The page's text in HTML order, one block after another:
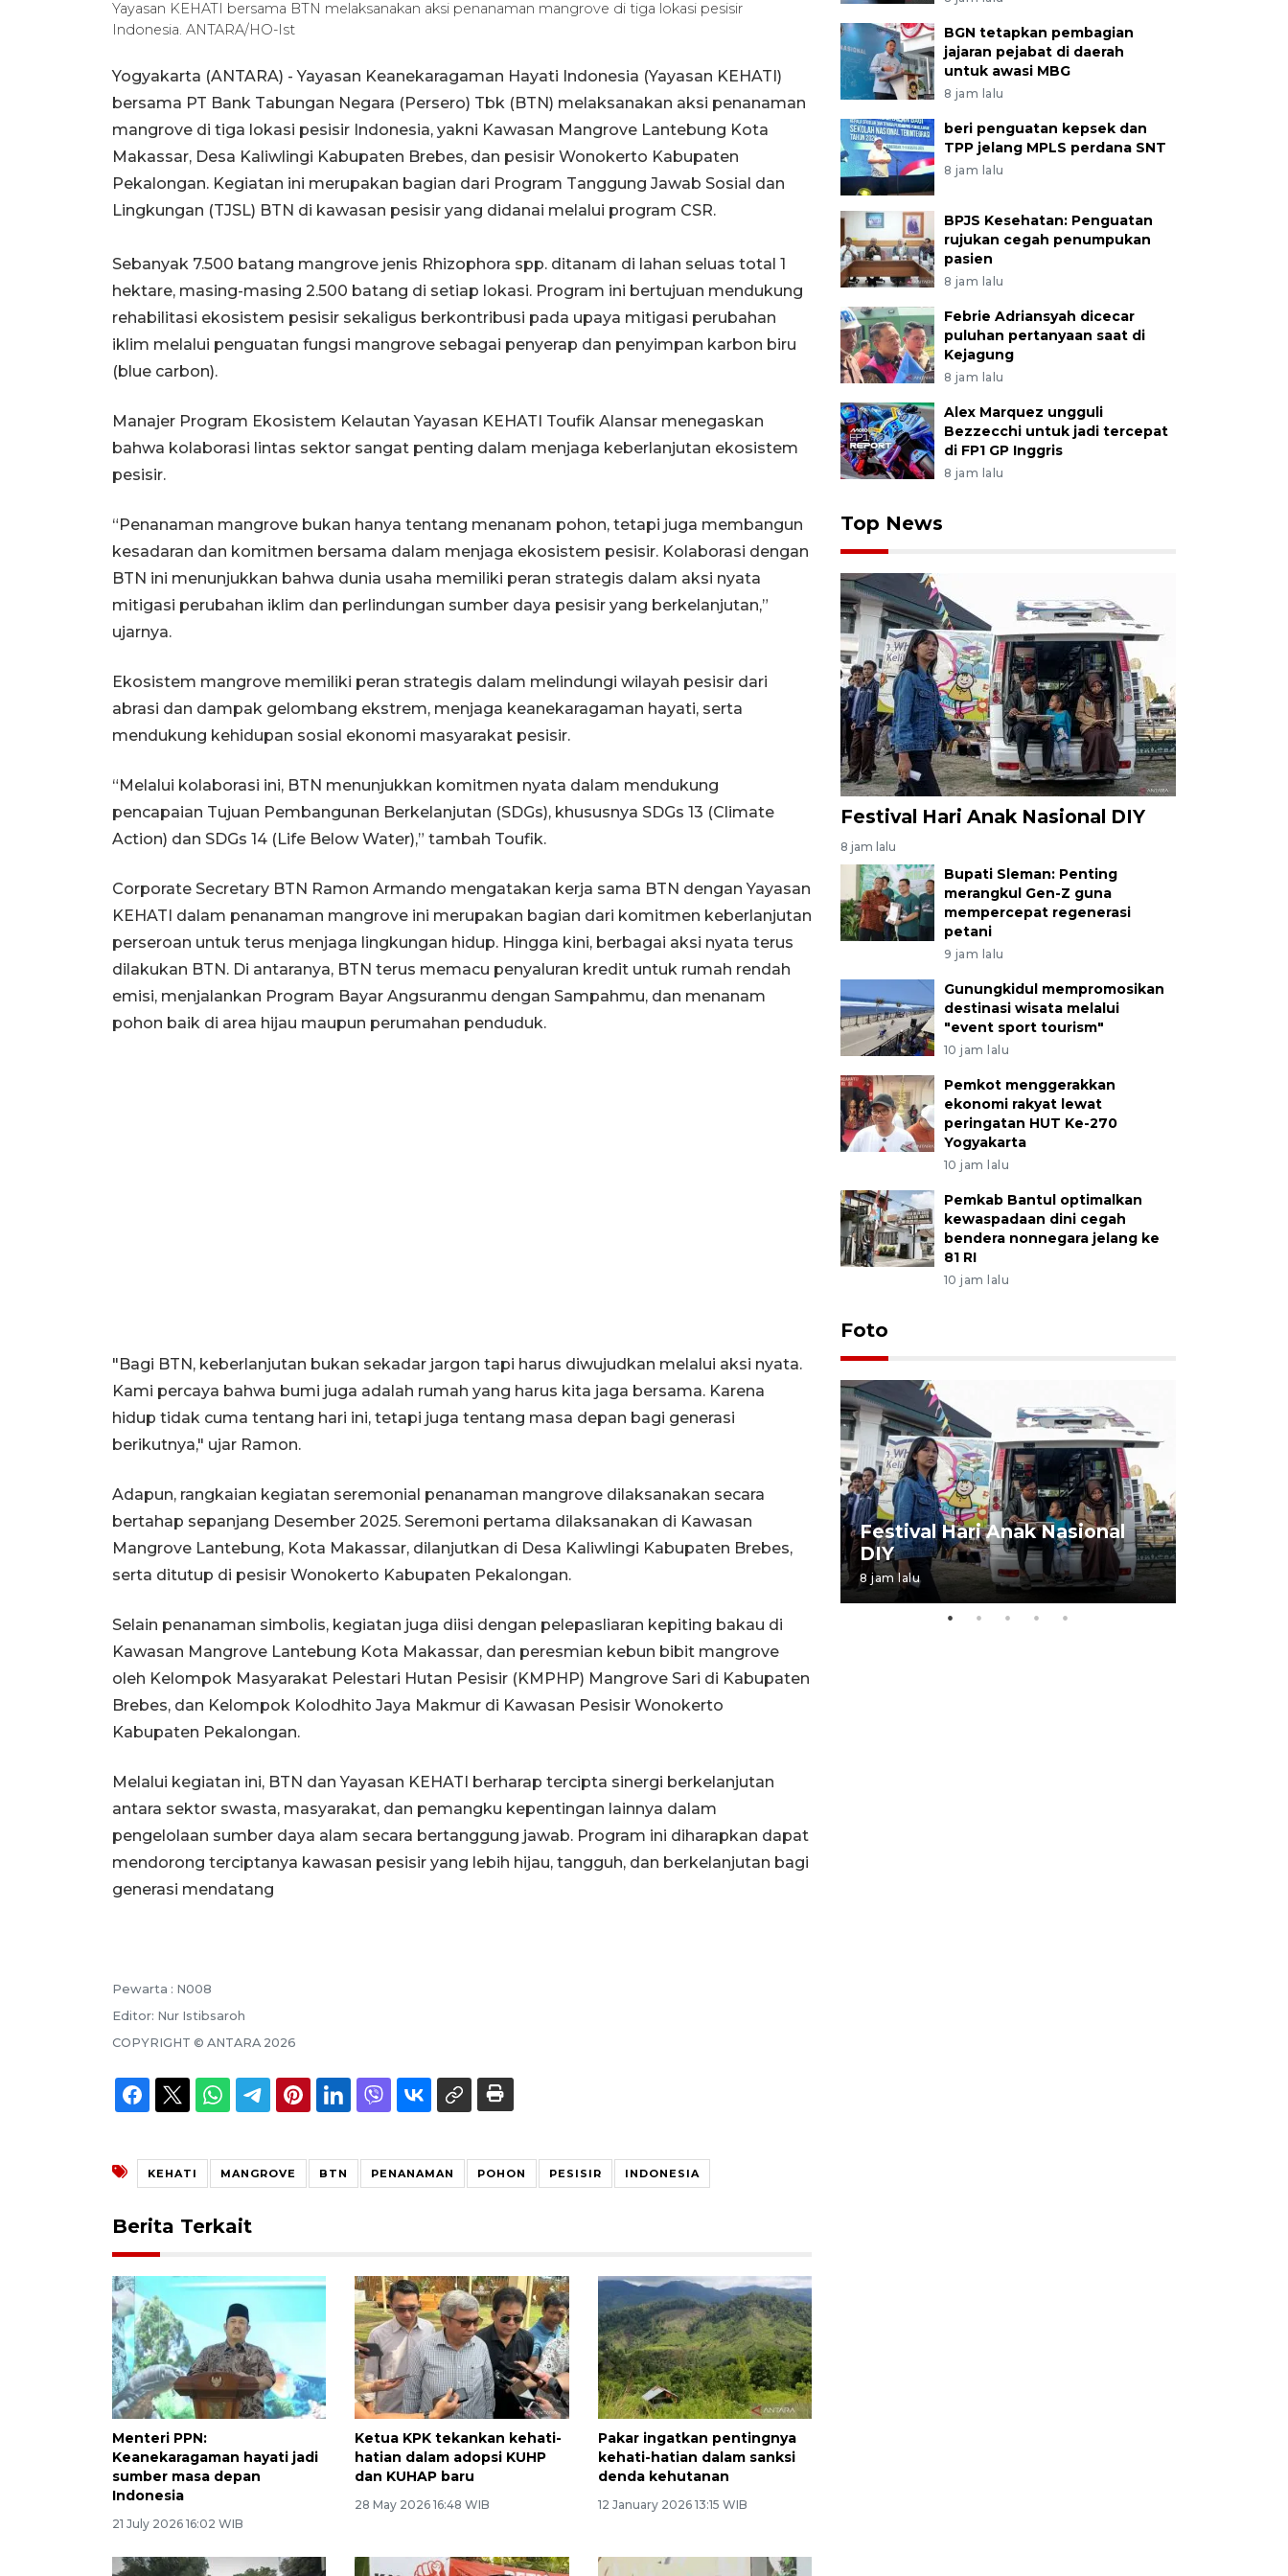
Yayasan KEHATI bersama BTN melaksanakan aksi penanaman mangrove di tiga lokasi pesisir
Indonesia. ANTARA/HO-Ist
Yogyakarta (ANTARA) - Yayasan Keanekaragaman Hayati Indonesia (Yayasan KEHATI)
bersama PT Bank Tabungan Negara (Persero) Tbk (BTN) melaksanakan aksi penanaman
mangrove di tiga lokasi pesisir Indonesia, yakni Kawasan Mangrove Lantebung Kota
Makassar, Desa Kaliwlingi Kabupaten Brebes, dan pesisir Wonokerto Kabupaten
Pekalongan. Kegiatan ini merupakan bagian dari Program Tanggung Jawab Sosial dan
Lingkungan (TJSL) BTN di kawasan pesisir yang didanai melalui program CSR.
Sebanyak 7.500 batang mangrove jenis Rhizophora spp. ditanam di lahan seluas total 1
hektare, masing-masing 2.500 batang di setiap lokasi. Program ini bertujuan mendukung
rehabilitasi ekosistem pesisir sekaligus berkontribusi pada upaya mitigasi perubahan
iklim melalui penguatan fungsi mangrove sebagai penyerap dan penyimpan karbon biru
(blue carbon).
Manajer Program Ekosistem Kelautan Yayasan KEHATI Toufik Alansar menegaskan
bahwa kolaborasi lintas sektor sangat penting dalam menjaga keberlanjutan ekosistem
pesisir.
“Penanaman mangrove bukan hanya tentang menanam pohon, tetapi juga membangun
kesadaran dan komitmen bersama dalam menjaga ekosistem pesisir. Kolaborasi dengan
BTN ini menunjukkan bahwa dunia usaha memiliki peran strategis dalam aksi nyata
mitigasi perubahan iklim dan perlindungan sumber daya pesisir yang berkelanjutan,”
ujarnya.
Ekosistem mangrove memiliki peran strategis dalam melindungi wilayah pesisir dari
abrasi dan dampak gelombang ekstrem, menjaga keanekaragaman hayati, serta
mendukung kehidupan sosial ekonomi masyarakat pesisir.
“Melalui kolaborasi ini, BTN menunjukkan komitmen nyata dalam mendukung
pencapaian Tujuan Pembangunan Berkelanjutan (SDGs), khususnya SDGs 13 (Climate
Action) dan SDGs 14 (Life Below Water),” tambah Toufik.
Corporate Secretary BTN Ramon Armando mengatakan kerja sama BTN dengan Yayasan
KEHATI dalam penanaman mangrove ini merupakan bagian dari komitmen keberlanjutan
perseroan untuk terus menjaga lingkungan hidup. Hingga kini, berbagai aksi nyata terus
dilakukan BTN. Di antaranya, BTN terus memacu penyaluran kredit untuk rumah rendah
emisi, menjalankan Program Bayar Angsuranmu dengan Sampahmu, dan menanam
pohon baik di area hijau maupun perumahan penduduk.
"Bagi BTN, keberlanjutan bukan sekadar jargon tapi harus diwujudkan melalui aksi nyata.
Kami percaya bahwa bumi juga adalah rumah yang harus kita jaga bersama. Karena
hidup tidak cuma tentang hari ini, tetapi juga tentang masa depan bagi generasi
berikutnya," ujar Ramon.
Adapun, rangkaian kegiatan seremonial penanaman mangrove dilaksanakan secara
bertahap sepanjang Desember 2025. Seremoni pertama dilaksanakan di Kawasan
Mangrove Lantebung, Kota Makassar, dilanjutkan di Desa Kaliwlingi Kabupaten Brebes,
serta ditutup di pesisir Wonokerto Kabupaten Pekalongan.
Selain penanaman simbolis, kegiatan juga diisi dengan pelepasliaran kepiting bakau di
Kawasan Mangrove Lantebung Kota Makassar, dan peresmian kebun bibit mangrove
oleh Kelompok Masyarakat Pelestari Hutan Pesisir (KMPHP) Mangrove Sari di Kabupaten
Brebes, dan Kelompok Kolodhito Jaya Makmur di Kawasan Pesisir Wonokerto
Kabupaten Pekalongan.
Melalui kegiatan ini, BTN dan Yayasan KEHATI berharap tercipta sinergi berkelanjutan
antara sektor swasta, masyarakat, dan pemangku kepentingan lainnya dalam
pengelolaan sumber daya alam secara bertanggung jawab. Program ini diharapkan dapat
mendorong terciptanya kawasan pesisir yang lebih hijau, tangguh, dan berkelanjutan bagi
generasi mendatang
Pewarta : N008
Editor: Nur Istibsaroh
COPYRIGHT © ANTARA 2026
KEHATI MANGROVE BTN PENANAMAN POHON PESISIR INDONESIA
Berita Terkait
Menteri PPN:
Keanekaragaman hayati jadi
sumber masa depan
Indonesia
21 July 2026 16:02 WIB
Ketua KPK tekankan kehati-
hatian dalam adopsi KUHP
dan KUHAP baru
28 May 2026 16:48 WIB
Pakar ingatkan pentingnya
kehati-hatian dalam sanksi
denda kehutanan
12 January 2026 13:15 WIB
BGN tetapkan pembagian
jajaran pejabat di daerah
untuk awasi MBG
8 jam lalu
beri penguatan kepsek dan
TPP jelang MPLS perdana SNT
8 jam lalu
BPJS Kesehatan: Penguatan
rujukan cegah penumpukan
pasien
8 jam lalu
Febrie Adriansyah dicecar
puluhan pertanyaan saat di
Kejagung
8 jam lalu
Alex Marquez ungguli
Bezzecchi untuk jadi tercepat
di FP1 GP Inggris
8 jam lalu
Top News
Festival Hari Anak Nasional DIY
8 jam lalu
Bupati Sleman: Penting
merangkul Gen-Z guna
mempercepat regenerasi
petani
9 jam lalu
Gunungkidul mempromosikan
destinasi wisata melalui
"event sport tourism"
10 jam lalu
Pemkot menggerakkan
ekonomi rakyat lewat
peringatan HUT Ke-270
Yogyakarta
10 jam lalu
Pemkab Bantul optimalkan
kewaspadaan dini cegah
bendera nonnegara jelang ke
81 RI
10 jam lalu
Foto
BPJS Kesehatan Yogyakarta
perkuat sinergi dengan
ANTARA Biro DIY
03 August 2026 17:24 WIB
Festival Hari Anak Nasional
DIY
8 jam lalu